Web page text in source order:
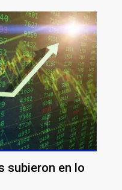
subieron en lo